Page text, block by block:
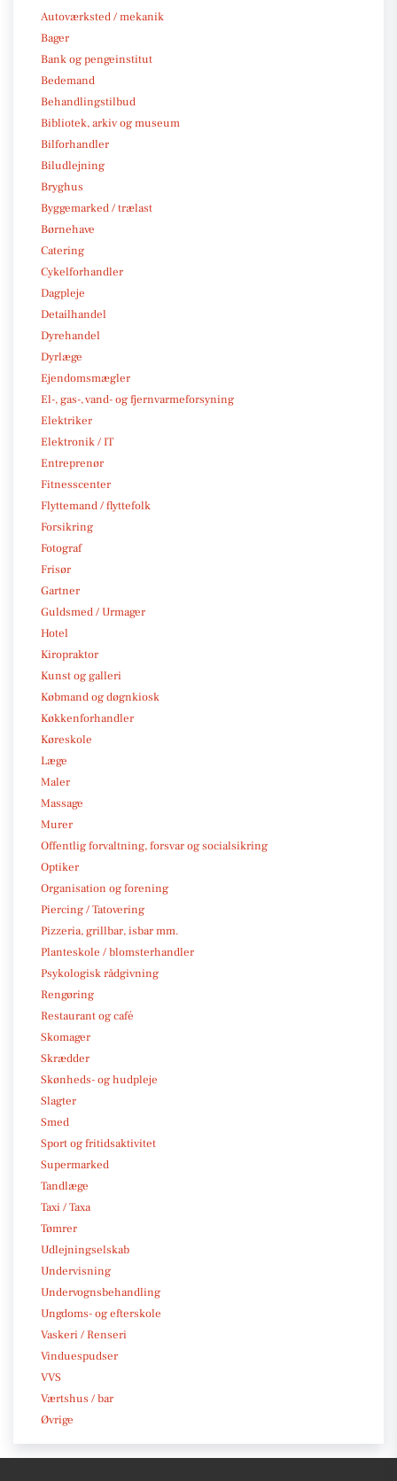
Autoværksted / mekanik
Bager
Bank og pengeinstitut
Bedemand
Behandlingstilbud
Bibliotek, arkiv og museum
Bilforhandler
Biludlejning
Bryghus
Byggemarked / trælast
Børnehave
Catering
Cykelforhandler
Dagpleje
Detailhandel
Dyrehandel
Dyrlæge
Ejendomsmægler
El-, gas-, vand- og fjernvarmeforsyning
Elektriker
Elektronik / IT
Entreprenør
Fitnesscenter
Flyttemand / flyttefolk
Forsikring
Fotograf
Frisør
Gartner
Guldsmed / Urmager
Hotel
Kiropraktor
Kunst og galleri
Købmand og døgnkiosk
Køkkenforhandler
Køreskole
Læge
Maler
Massage
Murer
Offentlig forvaltning, forsvar og socialsikring
Optiker
Organisation og forening
Piercing / Tatovering
Pizzeria, grillbar, isbar mm.
Planteskole / blomsterhandler
Psykologisk rådgivning
Rengøring
Restaurant og café
Skomager
Skrædder
Skønheds- og hudpleje
Slagter
Smed
Sport og fritidsaktivitet
Supermarked
Tandlæge
Taxi / Taxa
Tømrer
Udlejningselskab
Undervisning
Undervognsbehandling
Ungdoms- og efterskole
Vaskeri / Renseri
Vinduespudser
VVS
Værtshus / bar
Øvrige